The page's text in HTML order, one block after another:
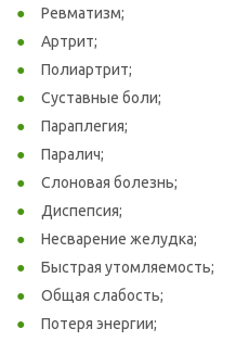
Ревматизм;
Артрит;
Полиартрит;
Суставные боли;
Параплегия;
Паралич;
Слоновая болезнь;
Диспепсия;
Несварение желудка;
Быстрая утомляемость;
Общая слабость;
Потеря энергии;